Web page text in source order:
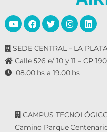
SEDE CENTRAL – LA PLATA
Calle 526 e/ 10 y 11 – CP
08.00 hs a 19.00 hs
CAMPUS
Camino Parque